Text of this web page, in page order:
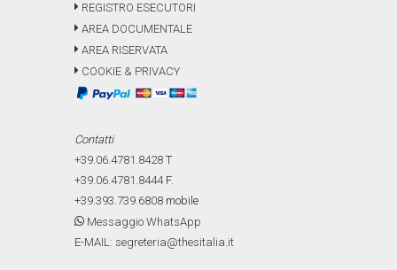
REGISTRO ESECUTORI
AREA DOCUMENTALE
AREA RISERVATA
COOKIE & PRIVACY
Contatti
+39.06.4781.8428 T
+39.06.4781.8444F.
+39.393.739.6808 mobile
Messaggio WhatsApp
E-MAIL: segreteria@thesitalia.it